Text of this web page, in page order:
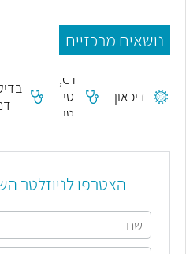
נושאים מרכזיים
דיכאון
CT,
סי
טי
הצטרפו לניוזלטר